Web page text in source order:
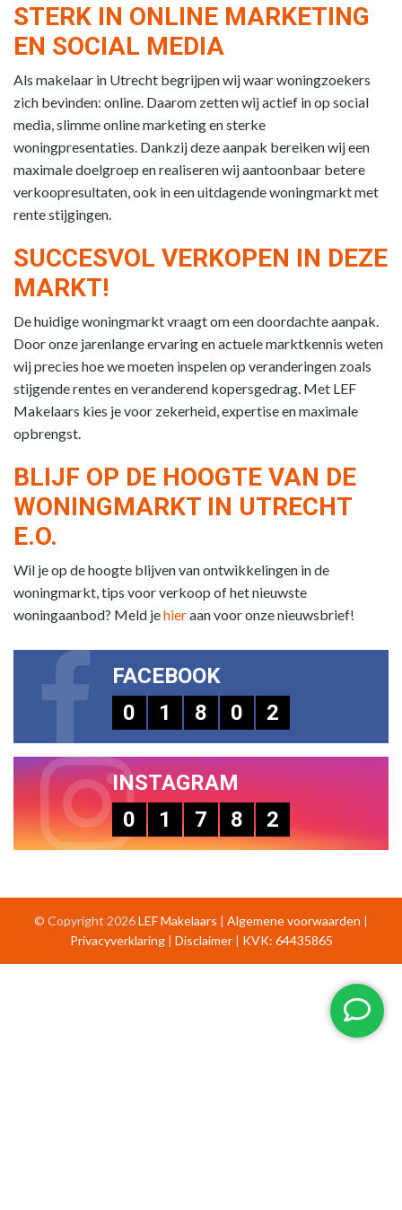
STERK IN ONLINE MARKETING
EN SOCIAL MEDIA
Als makelaar in Utrecht begrijpen wij waar woningzoekers
zich bevinden: online. Daarom zetten wij actief in op social
media, slimme online marketing en sterke
woningpresentaties. Dankzij deze aanpak bereiken wij een
maximale doelgroep en realiseren wij aantoonbaar betere
verkoopresultaten, ook in een uitdagende woningmarkt met
rente stijgingen.
SUCCESVOL VERKOPEN IN DEZE
MARKT!
De huidige woningmarkt vraagt om een doordachte aanpak.
Door onze jarenlange ervaring en actuele marktkennis weten
wij precies hoe we moeten inspelen op veranderingen zoals
stijgende rentes en veranderend kopersgedrag. Met LEF
Makelaars kies je voor zekerheid, expertise en maximale
opbrengst.
BLIJF OP DE HOOGTE VAN DE
WONINGMARKT IN UTRECHT
E.O.
Wil je op de hoogte blijven van ontwikkelingen in de
woningmarkt, tips voor verkoop of het nieuwste
woningaanbod? Meld jehieraan voor onze nieuwsbrief!
FACEBOOK
0
1 8 0 2
INSTAGRAM
0
1 7 8 2
© Copyright 2026LEF Makelaars | Algemene voorwaarden |
Privacyverklaring| Disclaimer| KVK: 64435865